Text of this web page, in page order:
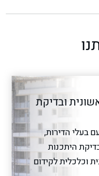
ובדיקת
בעלי הדירות,
היתכנות
וכלכלית לקידום